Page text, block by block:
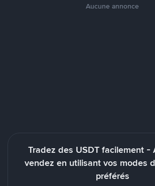
Aucune annonce
Tradez des USDT facilement -
vendez en utilisant vos modes
préférés